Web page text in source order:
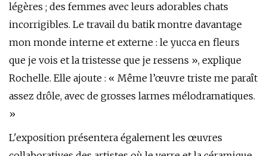
légères ; des femmes avec leurs adorables chats
incorrigibles. Le travail du batik montre davantage
mon monde interne et externe : le yucca en fleurs
que je vois et la tristesse que je ressens », explique
Rochelle. Elle ajoute : « Même l’œuvre triste me paraît
assez drôle, avec de grosses larmes mélodramatiques.
»
L'exposition présentera également les œuvres